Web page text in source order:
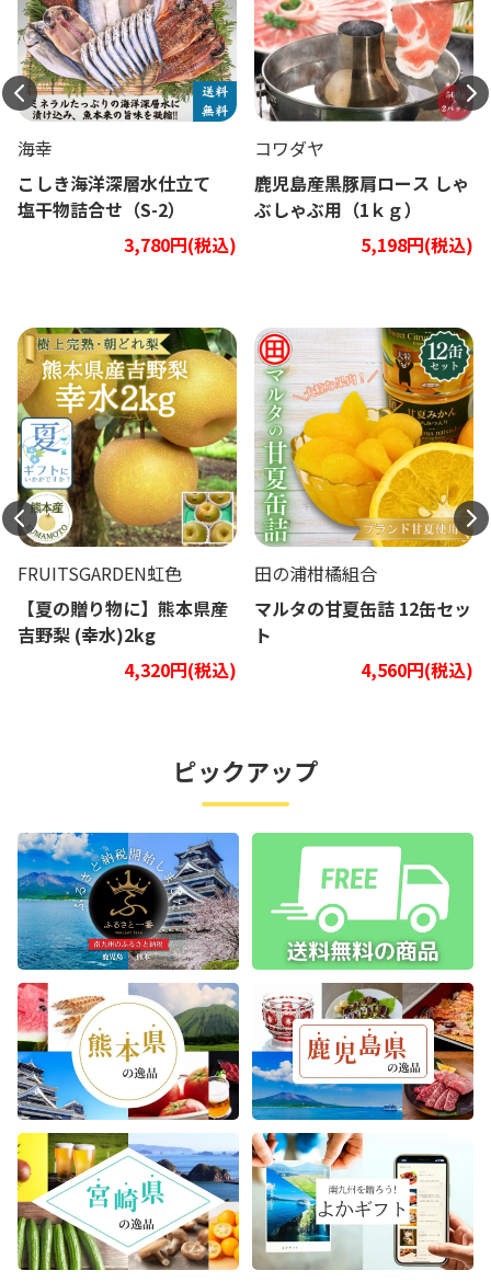
海幸
こしき海洋深層水仕立て
塩干物詰合せ（S-2）
3,780円(税込)
コワダヤ
鹿児島産黒豚肩ロース しゃ
ぶしゃぶ用（1ｋｇ）
5,198円(税込)
FRUITSGARDEN虹色
【夏の贈り物に】熊本県産
吉野梨 (幸水)2kg
4,320円(税込)
田の浦柑橘組合
マルタの甘夏缶詰 12缶セッ
ト
4,560円(税込)
ピックアップ